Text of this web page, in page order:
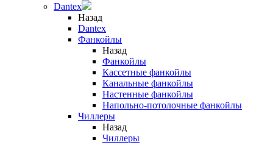
Dantex
Назад
Dantex
Фанкойлы
Назад
Фанкойлы
Кассетные фанкойлы
Канальные фанкойлы
Настенные фанкойлы
Напольно-потолочные фанкойлы
Чиллеры
Назад
Чиллеры